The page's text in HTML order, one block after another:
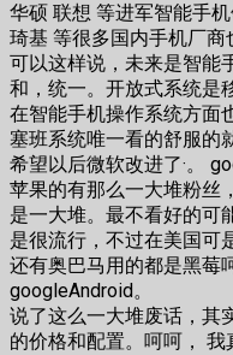
华硕 联想 等进军智能手
琦基 等很多国内手机厂商
可以这样说，未来是智能
和，统一。开放式系统是
在智能手机操作系统方面也
塞班系统唯一看的舒服的
希望以后微软改进了·。
苹果的有那么一大堆粉丝
是一大堆。最不看好的可
是很流行，不过在美国可
还有奥巴马用的都是黑莓
googleAndroid。
说了这么一大堆废话，其
的价格和配置。呵呵， 我